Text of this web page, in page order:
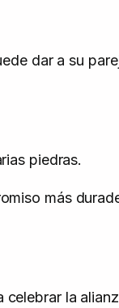
dar a su
piedras.
más
la